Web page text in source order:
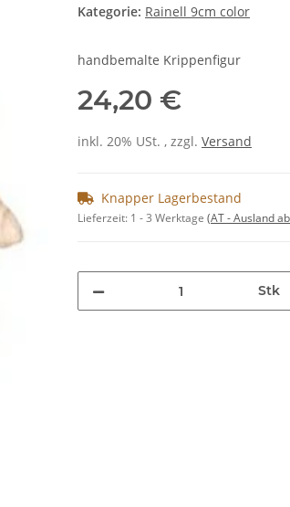
Kategorie: Rainell 9cm color
handbemalte Krippenfigur
24,20 €
inkl. 20% USt. , zzgl. Versand
Knapper Lagerbestand
Lieferzeit: 1 - 3 Werktage (AT - Ausland
Stk